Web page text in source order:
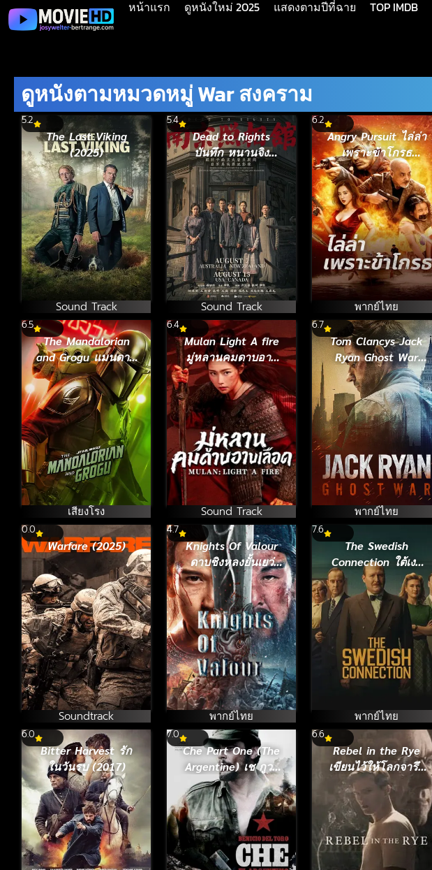
หน้าแรก ดูหนังใหม่ 2025 แสดงตามปีที่ฉาย TOP IMDB
ดูหนังตามหมวดหมู่ War สงคราม
5.2
The Last Viking
(2025)
Sound Track
5.4
Dead to Rights
บันทึก หนานจิง
(2025)
Sound Track
6.2
Angry Pursuit ไล่ล่า
เพราะข้าโกรธ
(2023)
พากย์ไทย
6.5
The Mandalorian
and Grogu แมนดาล
อเรี่ยนและโกรกู
(2026)
เสียงโรง
6.4
Mulan Light A fire
มู่หลานคมดาบอาบ
เลือด (2026)
Sound Track
6.7
Tom Clancys Jack
Ryan Ghost War
(2026)
พากย์ไทย
0.0
Warfare (2025)
Soundtrack
4.7
Knights Of Valour
ดาบชิงหลงยั้นเยว่
(2021)
พากย์ไทย
7.6
The Swedish
Connection ใต้เงา
สวีเดน (2026)
พากย์ไทย
6.0
Bitter Harvest รัก
ในวันรบ (2017)
7.0
Che Part One (The
Argentine) เช กูวา
ร่า สงครามปฏิวัติ
โลก ภาค 1 (2008)
6.6
Rebel in the Rye
เขียนไว้ให้โลกจารึก
(2017)